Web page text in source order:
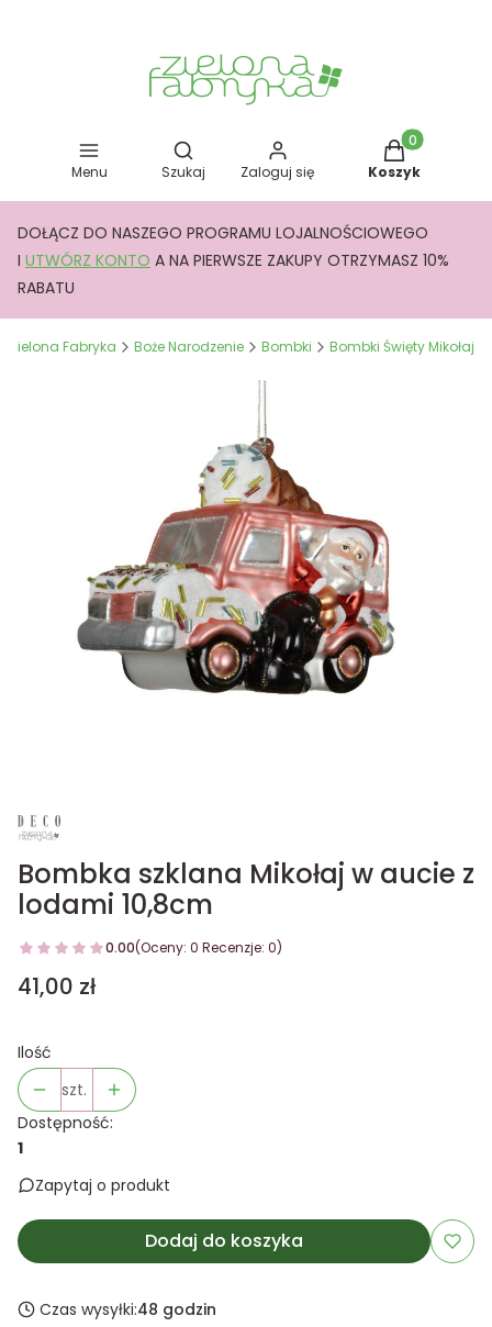
Menu
Otwórz wyszukiwarkę
Szukaj Zaloguj się
Produkty w
Koszyk
DOŁĄCZ DO NASZEGO PROGRAMU LOJALNOŚCIOWEGO
I UTWÓRZ KONTO A NA PIERWSZE ZAKUPY OTRZYMASZ 10%
RABATU
Zielona Fabryka Boże Narodzenie Bombki Bombki Święty Mikołaj
Bombka szklana Mikołaj w aucie z
lodami 10,8cm
0.00(Oceny: 0 Recenzje: 0)
Cena
41,00 zł
Ilość
szt.
Dostępność:
1
Zapytaj o produkt
Dodaj do koszyka
Czas wysyłki:48 godzin